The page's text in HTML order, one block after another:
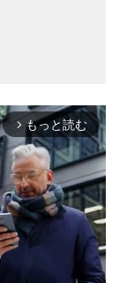
arrow_forward_ios もっと読む